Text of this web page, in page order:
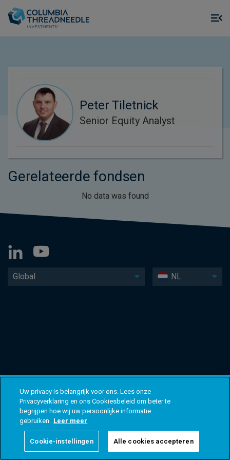
Peter Tiletnick
Senior Equity Analyst
Gerelateerde fondsen
No data was found
Global NL
Uw privacy is belangrijk voor ons. Lees onze
Privacyverklaring en ons Cookiesbeleid om beter te
begrijpen hoe wij uw persoonlijke informatie
gebruiken. Leer meer
Cookie-instellingen Alle cookies accepteren